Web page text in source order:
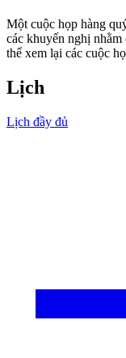
Một cuộc họp hàng
các khuyến nghị
thể xem lại các cuộc
Lịch
Lịch đầy đủ